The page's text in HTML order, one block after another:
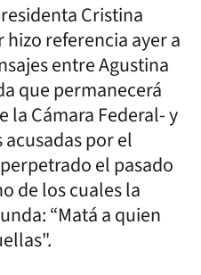
Cristina
referencia ayer a
entre Agustina
que permanecerá
la Cámara Federal- y
por el
el pasado
de los cuales la
“Matá a quien